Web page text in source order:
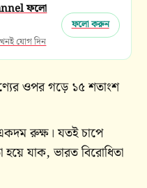
ফলো
যোগ দিন
ফলো করুন
ওপর গড়ে ১৫ শতাংশ
রুক্ষ। যতই চাপে
যাক, ভারত বিরোধিতা